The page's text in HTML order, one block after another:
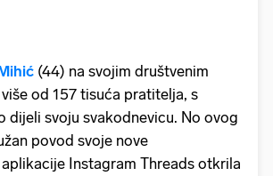
(44) na svojim društvenim
od 157 tisuća pratitelja, s
dijeli svoju svakodnevicu. No ovog
povod svoje nove
Instagram Threads otkrila